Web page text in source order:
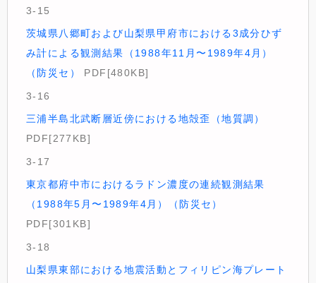
3-15
茨城県八郷町および山梨県甲府市における3成分ひず
み計による観測結果（1988年11月〜1989年4月）
（防災セ）
PDF[480KB]
3-16
三浦半島北武断層近傍における地殻歪（地質調）
PDF[277KB]
3-17
東京都府中市におけるラドン濃度の連続観測結果
（1988年5月〜1989年4月）（防災セ）
PDF[301KB]
3-18
山梨県東部における地震活動とフィリピン海プレート